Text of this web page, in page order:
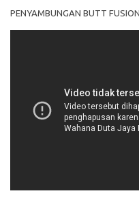
PENYAMBUNGAN BUTT